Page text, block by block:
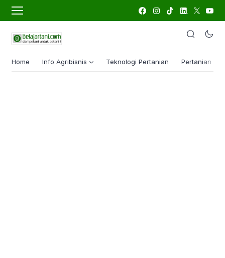
Home Info Agribisnis Teknologi Pertanian Pertanian